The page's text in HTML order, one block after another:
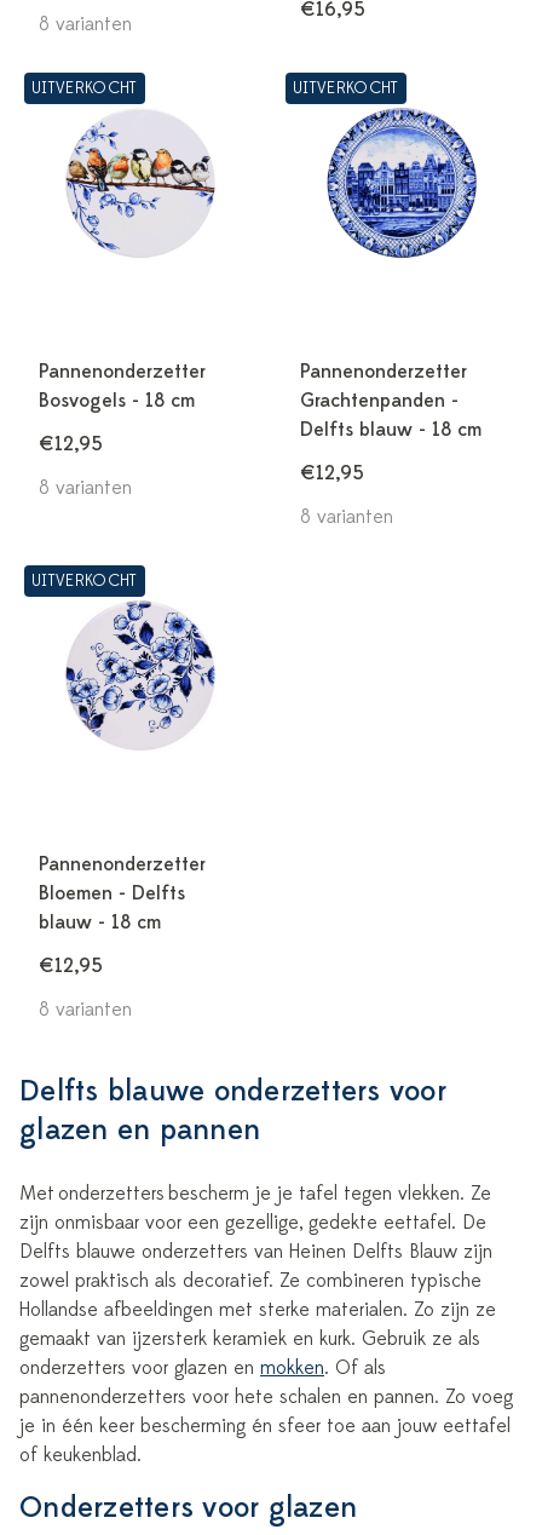
8 varianten
€16,95
UITVERKOCHT
Pannenonderzetter
Bosvogels - 18 cm
€12,95
8 varianten
UITVERKOCHT
Pannenonderzetter
Grachtenpanden -
Delfts blauw - 18 cm
€12,95
8 varianten
UITVERKOCHT
Pannenonderzetter
Bloemen - Delfts
blauw - 18 cm
€12,95
8 varianten
Delfts blauwe onderzetters voor
glazen en pannen
Met onderzetters bescherm je je tafel tegen vlekken. Ze
zijn onmisbaar voor een gezellige, gedekte eettafel. De
Delfts blauwe onderzetters van Heinen Delfts Blauw zijn
zowel praktisch als decoratief. Ze combineren typische
Hollandse afbeeldingen met sterke materialen. Zo zijn ze
gemaakt van ijzersterk keramiek en kurk. Gebruik ze als
onderzetters voor glazen en mokken. Of als
pannenonderzetters voor hete schalen en pannen. Zo voeg
je in één keer bescherming én sfeer toe aan jouw eettafel
of keukenblad.
Onderzetters voor glazen